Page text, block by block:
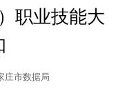
职业技能大
庄市数据局